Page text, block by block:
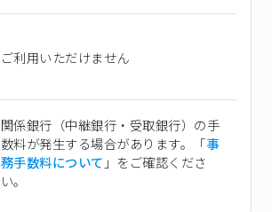
ご利用いただけません
関係銀行（中継銀行・受取銀行）の手
数料が発生する場合があります。「事
務手数料について 」をご確認くださ
い。